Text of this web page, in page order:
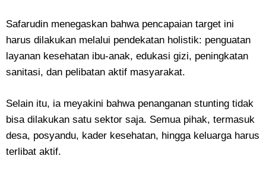
Safarudin menegaskan bahwa pencapaian target ini
harus dilakukan melalui pendekatan holistik: penguatan
layanan kesehatan ibu-anak, edukasi gizi, peningkatan
sanitasi, dan pelibatan aktif masyarakat.
Selain itu, ia meyakini bahwa penanganan stunting tidak
bisa dilakukan satu sektor saja. Semua pihak, termasuk
desa, posyandu, kader kesehatan, hingga keluarga harus
terlibat aktif.